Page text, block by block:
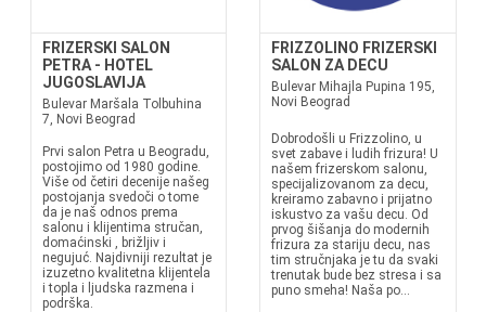
FRIZERSKI SALON
PETRA - HOTEL
JUGOSLAVIJA
Bulevar Maršala Tolbuhina
7, Novi Beograd
Prvi salon Petra u Beogradu,
postojimo od 1980 godine.
Više od četiri decenije našeg
postojanja svedoči o tome
da je naš odnos prema
salonu i klijentima stručan,
domaćinski , brižljiv i
negujuć. Najdivniji rezultat je
izuzetno kvalitetna klijentela
i topla i ljudska razmena i
podrška.
FRIZZOLINO FRIZERSKI
SALON ZA DECU
Bulevar Mihajla Pupina 195,
Novi Beograd
Dobrodošli u Frizzolino, u
svet zabave i ludih frizura! U
našem frizerskom salonu,
specijalizovanom za decu,
kreiramo zabavno i prijatno
iskustvo za vašu decu. Od
prvog šišanja do modernih
frizura za stariju decu, nas
tim stručnjaka je tu da svaki
trenutak bude bez stresa i sa
puno smeha! Naša po...